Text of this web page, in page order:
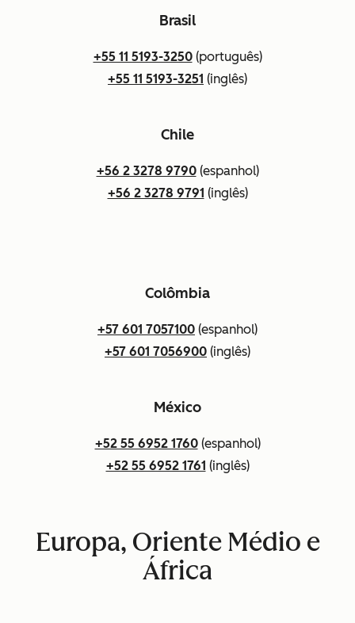
Brasil
+55 11 5193-3250(português)
+55 11 5193-3251 (inglês)
Chile
+56 2 3278 9790(espanhol)
+56 2 3278 9791 (inglês)
Colômbia
+57 601 7057100 (espanhol)
+57 601 7056900 (inglês)
México
+52 55 6952 1760(espanhol)
+52 55 6952 1761 (inglês)
Europa, Oriente Médio e
África